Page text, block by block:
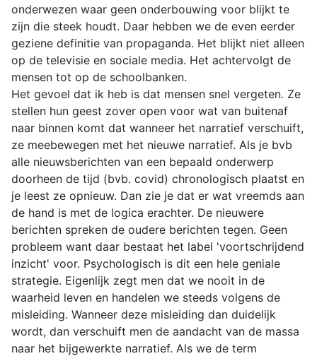
onderwezen waar geen onderbouwing voor blijkt te
zijn die steek houdt. Daar hebben we de even eerder
geziene definitie van propaganda. Het blijkt niet alleen
op de televisie en sociale media. Het achtervolgt de
mensen tot op de schoolbanken.
Het gevoel dat ik heb is dat mensen snel vergeten. Ze
stellen hun geest zover open voor wat van buitenaf
naar binnen komt dat wanneer het narratief verschuift,
ze meebewegen met het nieuwe narratief. Als je bvb
alle nieuwsberichten van een bepaald onderwerp
doorheen de tijd (bvb. covid) chronologisch plaatst en
je leest ze opnieuw. Dan zie je dat er wat vreemds aan
de hand is met de logica erachter. De nieuwere
berichten spreken de oudere berichten tegen. Geen
probleem want daar bestaat het label 'voortschrijdend
inzicht' voor. Psychologisch is dit een hele geniale
strategie. Eigenlijk zegt men dat we nooit in de
waarheid leven en handelen we steeds volgens de
misleiding. Wanneer deze misleiding dan duidelijk
wordt, dan verschuift men de aandacht van de massa
naar het bijgewerkte narratief. Als we de term